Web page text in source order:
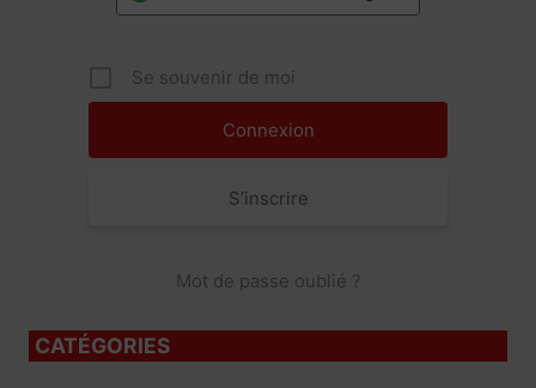
Se souvenir de moi
S’inscrire
Mot de passe oublié ?
CATÉGORIES